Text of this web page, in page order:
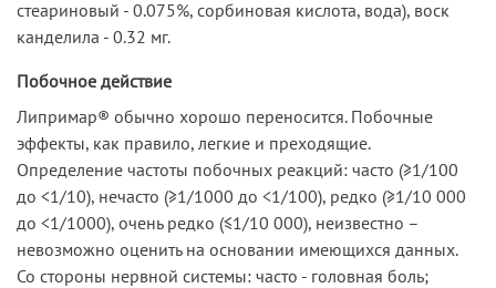
стеариновый - 0.075%, сорбиновая кислота, вода), воск
канделила - 0.32 мг.
Побочное действие
Липримар® обычно хорошо переносится. Побочные
эффекты, как правило, легкие и преходящие.
Определение частоты побочных реакций: часто (≥1/100
до <1/10), нечасто (≥1/1000 до <1/100), редко (≥1/10 000
до <1/1000), очень редко (≤1/10 000), неизвестно –
невозможно оценить на основании имеющихся данных.
Со стороны нервной системы: часто - головная боль;